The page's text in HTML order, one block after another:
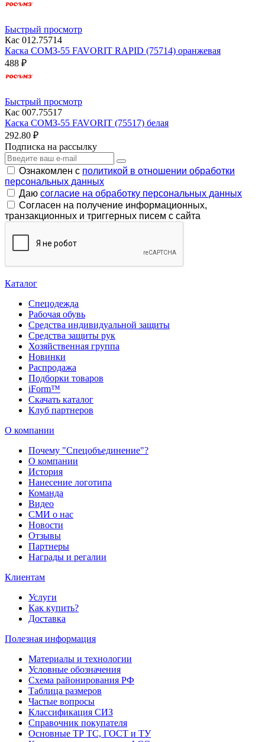
Быстрый просмотр
Кас 012.75714
Каска СОМЗ-55 FAVORIT RAPID (75714) оранжевая
488 ₽
Быстрый просмотр
Кас 007.75517
Каска СОМЗ-55 FAVORIT (75517) белая
292.80 ₽
Подписка на рассылку
Ознакомлен с политикой в отношении обработки
персональных данных
Даю согласие на обработку персональных данных
Согласен на получение информационных,
транзакционных и триггерных писем с сайта
Каталог
Спецодежда
Рабочая обувь
Средства индивидуальной защиты
Средства защиты рук
Хозяйственная группа
Новинки
Распродажа
Подборки товаров
iForm™
Скачать каталог
Клуб партнеров
О компании
Почему "Спецобъединение"?
О компании
История
Нанесение логотипа
Команда
Видео
СМИ о нас
Новости
Отзывы
Партнеры
Награды и регалии
Клиентам
Услуги
Как купить?
Доставка
Полезная информация
Материалы и технологии
Условные обозначения
Схема районирования РФ
Таблица размеров
Частые вопросы
Классификация СИЗ
Справочник покупателя
Основные ТР ТС, ГОСТ и ТУ